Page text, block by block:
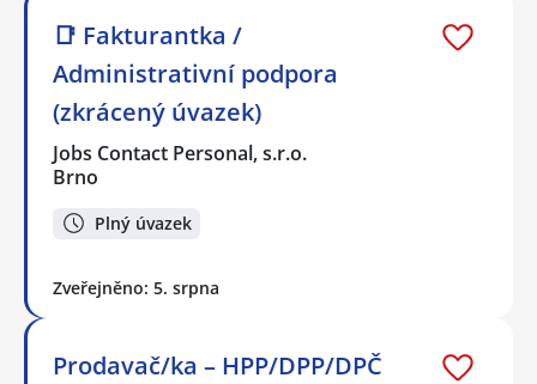
📑 Fakturantka /
Administrativní podpora
(zkrácený úvazek)
Jobs Contact Personal, s.r.o.
Brno
Plný úvazek
Zveřejněno: 5. srpna
Prodavač/ka – HPP/DPP/DPČ